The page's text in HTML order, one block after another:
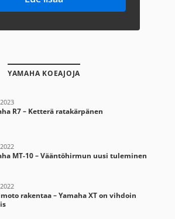
YAMAHA KOEAJOJA
R7 – Ketterä ratakärpänen
MT-10 – Vääntöhirmun uusi tuleminen
rakentaa – Yamaha XT on vihdoin